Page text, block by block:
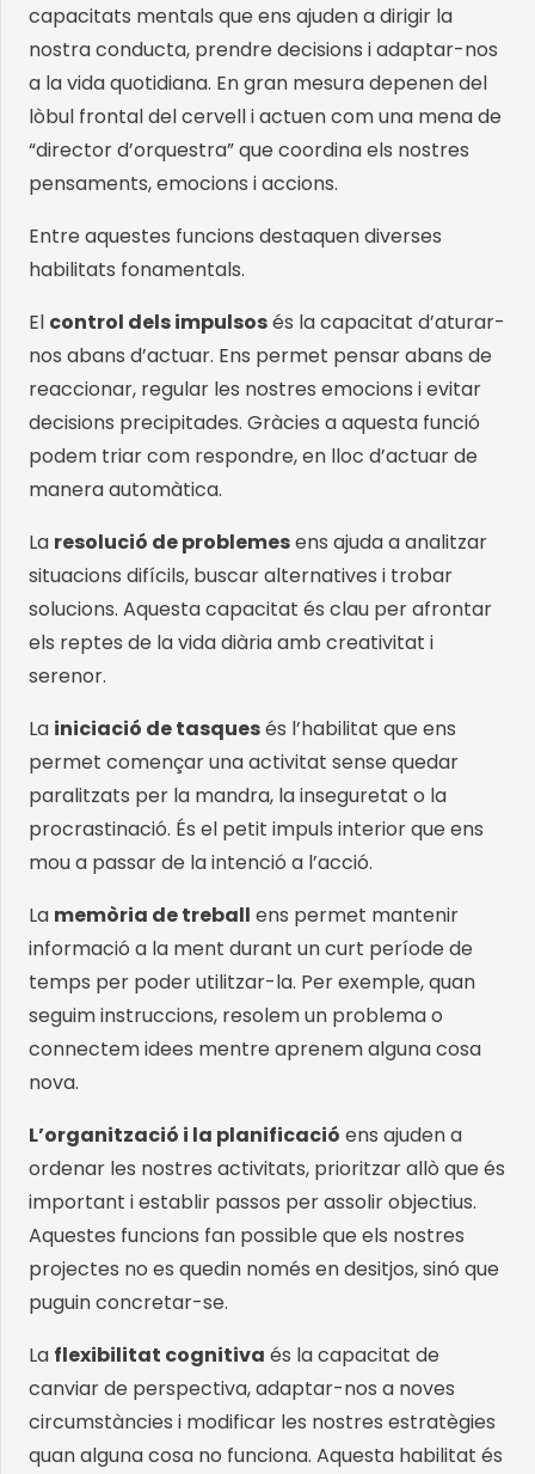
capacitats mentals que ens ajuden a dirigir la
nostra conducta, prendre decisions i adaptar-nos
a la vida quotidiana. En gran mesura depenen del
lòbul frontal del cervell i actuen com una mena de
“director d’orquestra” que coordina els nostres
pensaments, emocions i accions.
Entre aquestes funcions destaquen diverses
habilitats fonamentals.
El control dels impulsosés la capacitat d’aturar-
nos abans d’actuar. Ens permet pensar abans de
reaccionar, regular les nostres emocions i evitar
decisions precipitades. Gràcies a aquesta funció
podem triar com respondre, en lloc d’actuar de
manera automàtica.
La resolució de problemesens ajuda a analitzar
situacions difícils, buscar alternatives i trobar
solucions. Aquesta capacitat és clau per afrontar
els reptes de la vida diària amb creativitat i
serenor.
La iniciació de tasquesés l’habilitat que ens
permet començar una activitat sense quedar
paralitzats per la mandra, la inseguretat o la
procrastinació. És el petit impuls interior que ens
mou a passar de la intenció a l’acció.
La memòria de treball ens permet mantenir
informació a la ment durant un curt període de
temps per poder utilitzar-la. Per exemple, quan
seguim instruccions, resolem un problema o
connectem idees mentre aprenem alguna cosa
nova.
L’organització i la planificació ens ajuden a
ordenar les nostres activitats, prioritzar allò que és
important i establir passos per assolir objectius.
Aquestes funcions fan possible que els nostres
projectes no es quedin només en desitjos, sinó que
puguin concretar-se.
La flexibilitat cognitiva és la capacitat de
canviar de perspectiva, adaptar-nos a noves
circumstàncies i modificar les nostres estratègies
quan alguna cosa no funciona. Aquesta habilitat és